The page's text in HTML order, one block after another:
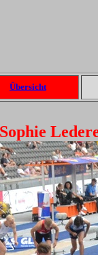
Übersicht